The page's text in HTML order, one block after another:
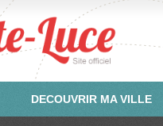
DECOUVRIR MA VILLE